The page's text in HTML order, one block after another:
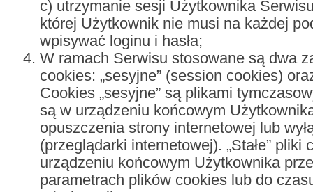
c) utrzymanie sesji Użytkownika
której Użytkownik nie musi na każdej
wpisywać loginu i hasła;
W ramach Serwisu stosowane są dwa
cookies: „sesyjne” (session cookies)
Cookies „sesyjne” są plikami
są w urządzeniu końcowym
opuszczenia strony internetowej lub
(przeglądarki internetowej). „Stałe”
urządzeniu końcowym Użytkownika
parametrach plików cookies lub do